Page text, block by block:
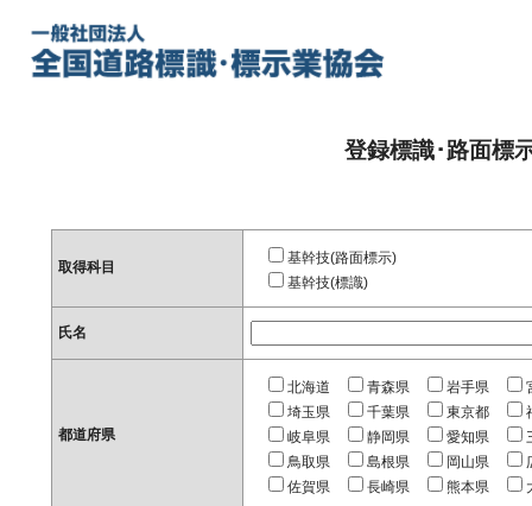
登録標識･路面標
取得科目
基幹技(路面標示)
基幹技(標識)
氏名
都道府県
北海道 青森県 岩手県
埼玉県
千葉県 東京都
岐阜県
静岡県 愛知県
鳥取県
島根県 岡山県
佐賀県
長崎県 熊本県